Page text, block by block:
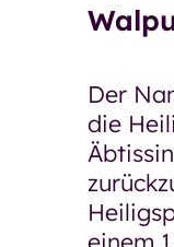
Über die
Betriebsrat
Unsere
Der
die